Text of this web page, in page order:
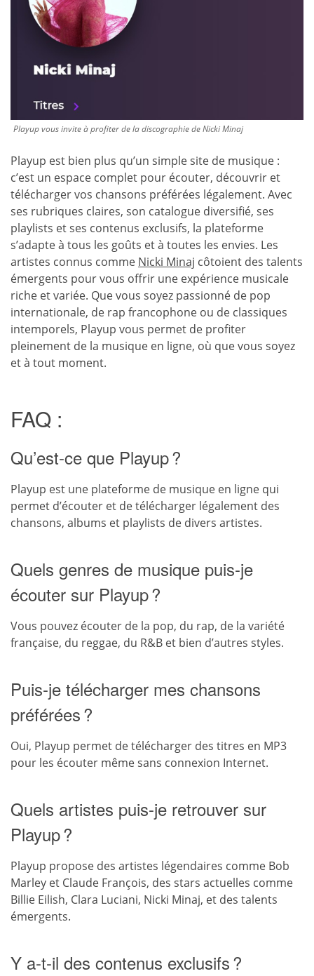
Playup vous invite à profiter de la discographie de Nicki Minaj
Playup est bien plus qu’un simple site de musique :
c’est un espace complet pour écouter, découvrir et
télécharger vos chansons préférées légalement. Avec
ses rubriques claires, son catalogue diversifié, ses
playlists et ses contenus exclusifs, la plateforme
s’adapte à tous les goûts et à toutes les envies. Les
artistes connus comme Nicki Minaj côtoient des talents
émergents pour vous offrir une expérience musicale
riche et variée. Que vous soyez passionné de pop
internationale, de rap francophone ou de classiques
intemporels, Playup vous permet de profiter
pleinement de la musique en ligne, où que vous soyez
et à tout moment.
FAQ :
Qu’est-ce que Playup ?
Playup est une plateforme de musique en ligne qui
permet d’écouter et de télécharger légalement des
chansons, albums et playlists de divers artistes.
Quels genres de musique puis-je
écouter sur Playup ?
Vous pouvez écouter de la pop, du rap, de la variété
française, du reggae, du R&B et bien d’autres styles.
Puis-je télécharger mes chansons
préférées ?
Oui, Playup permet de télécharger des titres en MP3
pour les écouter même sans connexion Internet.
Quels artistes puis-je retrouver sur
Playup ?
Playup propose des artistes légendaires comme Bob
Marley et Claude François, des stars actuelles comme
Billie Eilish, Clara Luciani, Nicki Minaj, et des talents
émergents.
Y a-t-il des contenus exclusifs ?